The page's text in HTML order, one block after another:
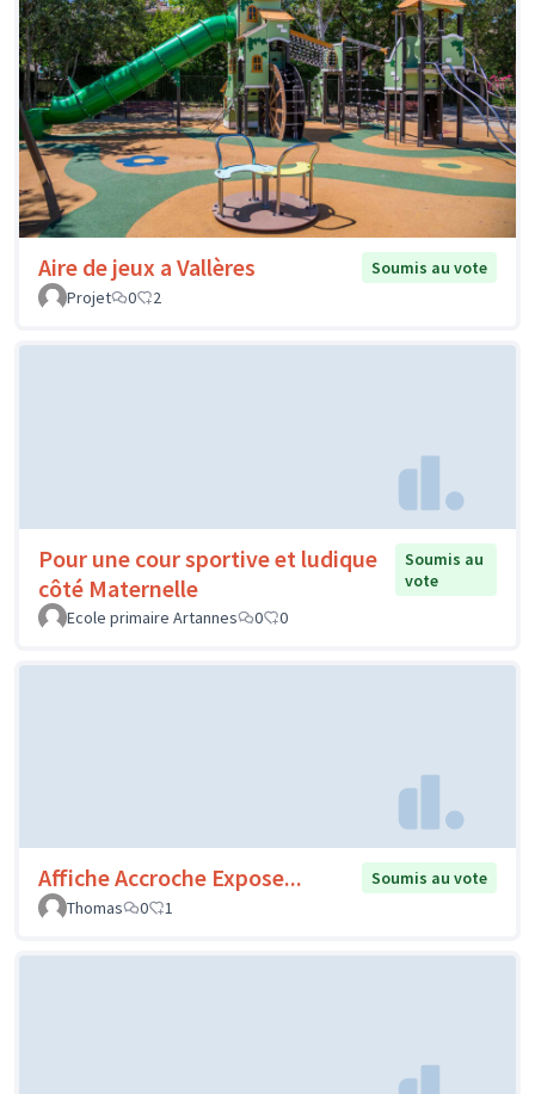
Aire de jeux a Vallères
Soumis au vote
Projet
0 2
Pour une cour sportive et ludique
côté Maternelle
Soumis au
vote
Ecole primaire Artannes
0 0
Affiche Accroche Expose...
Soumis au vote
Thomas
0 1